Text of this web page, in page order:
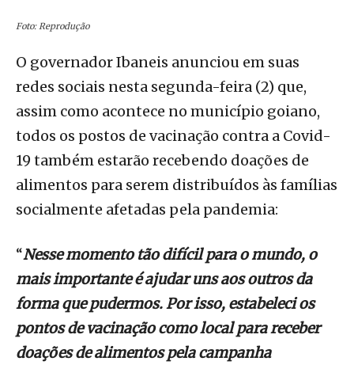
Foto: Reprodução
O governador Ibaneis anunciou em suas
redes sociais nesta segunda-feira (2) que,
assim como acontece no município goiano,
todos os postos de vacinação contra a Covid-
19 também estarão recebendo doações de
alimentos para serem distribuídos às famílias
socialmente afetadas pela pandemia:
“Nesse momento tão difícil para o mundo, o
mais importante é ajudar uns aos outros da
forma que pudermos. Por isso, estabeleci os
pontos de vacinação como local para receber
doações de alimentos pela campanha